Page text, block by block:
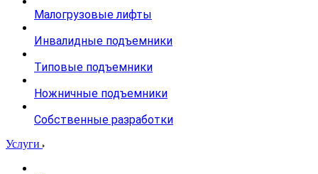
Малогрузовые лифты
Инвалидные подъемники
Типовые подъемники
Ножничные подъемники
Собственные разработки
Услуги